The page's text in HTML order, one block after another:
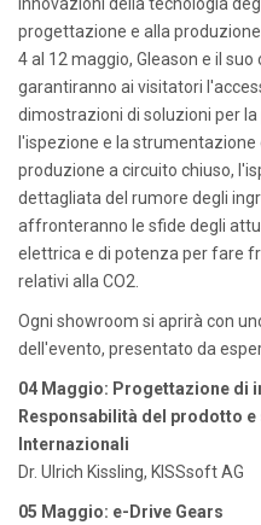
innovazioni della tecnologia
progettazione e alla
4 al 12 maggio, Gleason e il
garantiranno ai visitatori
dimostrazioni di soluzioni per
l'ispezione e la
produzione a circuito chiuso,
dettagliata del rumore degli
affronteranno le sfide degli
elettrica e di potenza per fare
relativi alla CO2.
Ogni showroom si aprirà con
dell'evento, presentato da
04 Maggio: Progettazione di
Responsabilità del prodotto
Internazionali
Dr. Ulrich Kissling, KISSsoft AG
05 Maggio: e-Drive Gears